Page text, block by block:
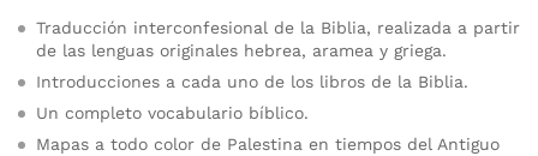
Traducción interconfesional de la Biblia, realizada a partir
de las lenguas originales hebrea, aramea y griega.
Introducciones a cada uno de los libros de la Biblia.
Un completo vocabulario bíblico.
Mapas a todo color de Palestina en tiempos del Antiguo